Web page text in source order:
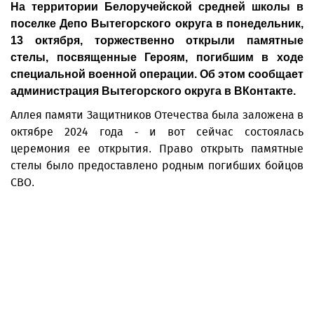
На территории Белоручейской средней школы в
поселке Депо Вытегорского округа в понедельник,
13 октября, торжественно открыли памятные
стелы, посвященные Героям, погибшим в ходе
специальной военной операции. Об этом сообщает
администрация Вытегорского округа в ВКонтакте.
Аллея памяти Защитников Отечества была заложена в
октябре 2024 года - и вот сейчас состоялась
церемония ее открытия. Право открыть памятные
стелы было предоставлено родным погибших бойцов
СВО.